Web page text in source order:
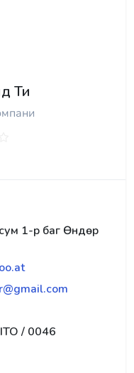
Ти
1-р баг Өндөр
/ 0046